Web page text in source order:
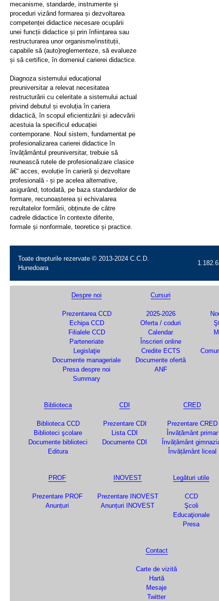
mecanisme, standarde, instrumente și
proceduri vizând formarea și dezvoltarea
competenței didactice necesare ocupării
unei funcții didactice și prin înființarea sau
restructurarea unor organisme/instituții,
capabile să (auto)reglementeze, să evalueze
și să certifice, în domeniul carierei didactice.
Diagnoza sistemului educațional
preuniversitar a relevat necesitatea
restructurării cu celeritate a sistemului actual
privind debutul și evoluția în cariera
didactică, în scopul eficientizării și adecvării
acestuia la specificul educației
contemporane. Noul sistem, fundamentat pe
profesionalizarea carierei didactice în
învățământul preuniversitar, trebuie să
reunească rutele de profesionalizare clasice
â€“ acces, evoluție în carieră și dezvoltare
profesională - și pe acelea alternative,
asigurând, totodată, pe baza standardelor de
formare, recunoașterea și echivalarea
rezultatelor formării, obținute de către
cadrele didactice în contexte diferite,
formale și nonformale, teoretice și practice.
Toate drepturile rezervate © 2013-2024 C.C.D.
Hunedoara
Despre noi
Prezentarea CCD
Echipa CCD
Filialele CCD
Parteneriate
Legislaţie
Documente manageriale
Presa despre noi
Summary
Cursuri
2025-2026
Oferta / coduri
Calendar
Înscrieri online
Credite ECTS
Documente ofertă
ANF
Biblioteca
Biblioteca CCD
Biblioteci şcolare
Documente biblioteci
Editura
CDI
Prezentare CDI
Lista CDI
Documente CDI
CRED
Prezentare CRED
Învățământ primar
Învățământ
Învățământ liceal
PROF
Prezentare PROF
Anunțuri
INOVEST
Prezentare INOVEST
Anunțuri INOVEST
Legături utile
CCD
Şcoli
Educaţionale
Presa
Contact
Carte de vizită
Hartă
Mesaje
Twitter